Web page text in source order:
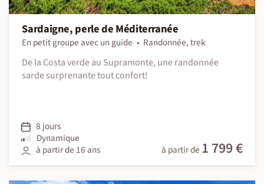
Sardaigne, perle de Méditerranée
En petit groupe avec un guide
Randonnée, trek
De la Costa verde au Supramonte, une randonnée
sarde surprenante tout confort!
8 jours
Dynamique
à partir de 16 ans
à partir de 1 799 €